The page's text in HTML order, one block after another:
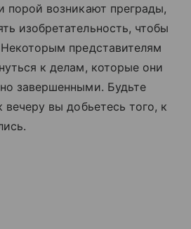
порой возникают преграды,
изобретательность, чтобы
представителям
к делам, которые они
завершенными. Будьте
вечеру вы добьетесь того, к